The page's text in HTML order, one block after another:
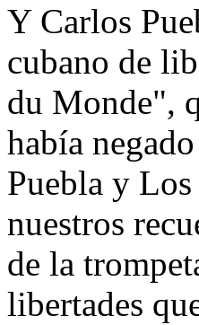
Y Carlos
cubano de
du Monde",
había
Puebla y
nuestros
de la
libertades